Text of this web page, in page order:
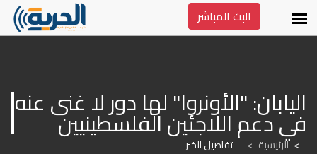
البث المباشر
اليابان: "الأونروا" لها دور لا غنى عنه
في دعم اللاجئين الفلسطينيين
الرئيسية > تفاصيل الخبر